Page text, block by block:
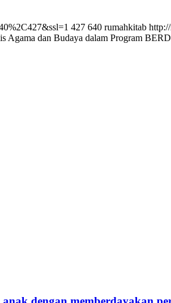
427 640 rumahkitab
Agama dan Budaya dalam Program